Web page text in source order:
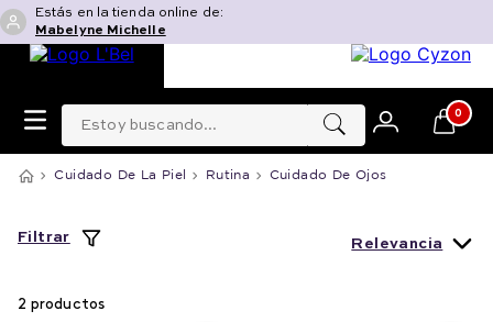
Estás en la tienda online de:
Mabelyne Michelle
Estoy buscando... 0
Cuidado De La Piel Rutina Cuidado De Ojos
Filtrar Relevancia
2 productos